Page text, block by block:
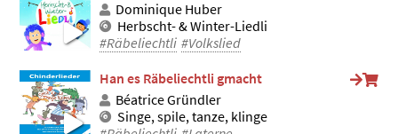
Dominique Huber
Herbscht- & Winter-Liedli
#Räbeliechtli #Volkslied
Han es Räbeliechtli gmacht
Béatrice Gründler
Singe, spile, tanze, klinge